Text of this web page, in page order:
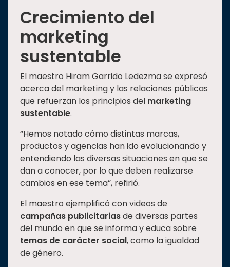
Crecimiento del
marketing
sustentable
El maestro Hiram Garrido Ledezma se expresó
acerca del marketing y las relaciones públicas
que refuerzan los principios del marketing
sustentable.
“Hemos notado cómo distintas marcas,
productos y agencias han ido evolucionando y
entendiendo las diversas situaciones en que se
dan a conocer, por lo que deben realizarse
cambios en ese tema”, refirió.
El maestro ejemplificó con videos de
campañas publicitariasde diversas partes
del mundo en que se informa y educa sobre
temas de carácter social, como la igualdad
de género.